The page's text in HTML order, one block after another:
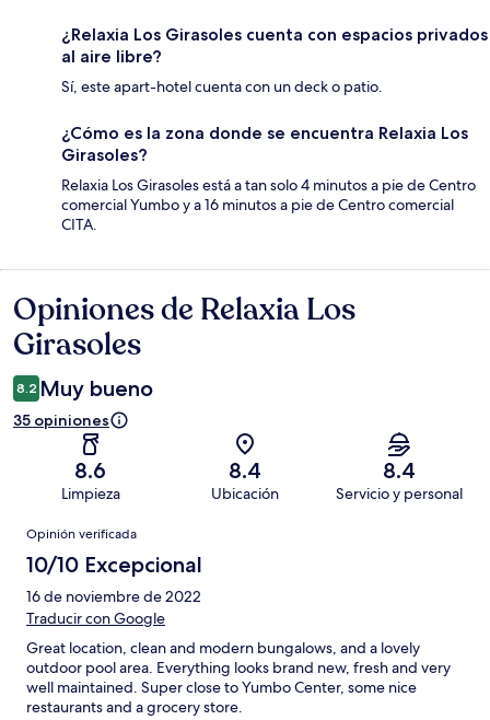
¿Relaxia Los Girasoles cuenta con espacios privados
al aire libre?
Sí, este apart-hotel cuenta con un deck o patio.
¿Cómo es la zona donde se encuentra Relaxia Los
Girasoles?
Relaxia Los Girasoles está a tan solo 4 minutos a pie de Centro
comercial Yumbo y a 16 minutos a pie de Centro comercial
CITA.
Opiniones
Opiniones de Relaxia Los
Girasoles
8.2 Muy bueno
35 opiniones
8.6
Limpieza
8.4
Ubicación
8.4
Servicio y personal
Opiniones
Opinión verificada
10/10 Excepcional
16 de noviembre de 2022
Traducir con Google
Great location, clean and modern bungalows, and a lovely
outdoor pool area. Everything looks brand new, fresh and very
well maintained. Super close to Yumbo Center, some nice
restaurants and a grocery store.